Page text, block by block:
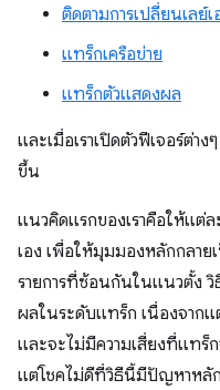
ติดตามการเปลี่ยนเลย์เ
แทร็กเครือข่าย
แทร็กตัวแสดงผล
และเมื่อเราเปิดตัวฟีเจอร์ต่า
ขึ้น
แนวคิดแรกของเราคือให้แต่
เอง เพื่อให้มุมมองหลักกลา
รายการที่ซ้อนกันในแนวตั้ง
ผลในระดับแทร็ก เนื่องจาก
และจะไม่มีความเสี่ยงที่แทร็
แต่โชคไม่ดีที่วิธีนี้มีปัญหาหลัก